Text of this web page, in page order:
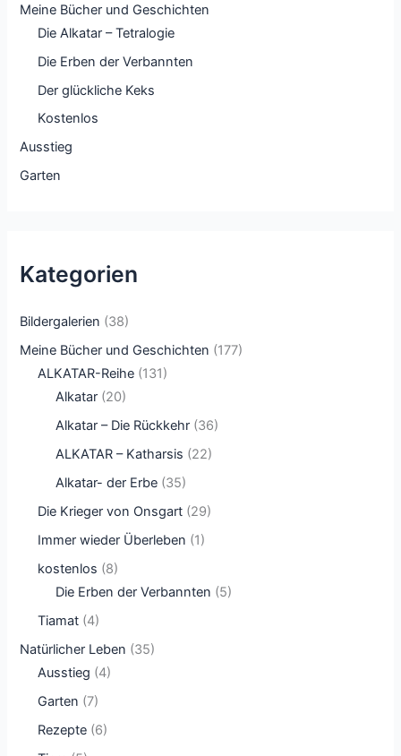
Meine Bücher und Geschichten
Die Alkatar – Tetralogie
Die Erben der Verbannten
Der glückliche Keks
Kostenlos
Ausstieg
Garten
Kategorien
Bildergalerien (38)
Meine Bücher und Geschichten (177)
ALKATAR-Reihe (131)
Alkatar (20)
Alkatar – Die Rückkehr (36)
ALKATAR – Katharsis (22)
Alkatar- der Erbe (35)
Die Krieger von Onsgart (29)
Immer wieder Überleben (1)
kostenlos (8)
Die Erben der Verbannten (5)
Tiamat (4)
Natürlicher Leben (35)
Ausstieg (4)
Garten (7)
Rezepte (6)